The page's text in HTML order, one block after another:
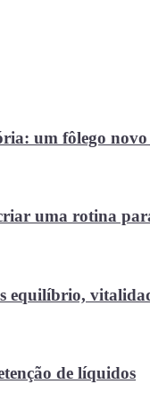
um fôlego
uma rotina
equilíbrio,
de líquidos